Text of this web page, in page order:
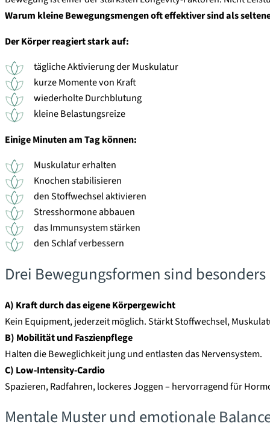
Warum kleine Bewegungsmengen oft effektiver sind als
Der Körper reagiert stark auf:
tägliche Aktivierung der Muskulatur
kurze Momente von Kraft
wiederholte Durchblutung
kleine Belastungsreize
Einige Minuten am Tag können:
Muskulatur erhalten
Knochen stabilisieren
den Stoffwechsel aktivieren
Stresshormone abbauen
das Immunsystem stärken
den Schlaf verbessern
Drei Bewegungsformen sind
A) Kraft durch das eigene Körpergewicht
Kein Equipment, jederzeit möglich. Stärkt Stoffwechsel,
B) Mobilität und Faszienpflege
Halten die Beweglichkeit jung und entlasten das Nervensystem.
C) Low-Intensity-Cardio
Spazieren, Radfahren, lockeres Joggen – hervorragend für
Mentale Muster und emotionale